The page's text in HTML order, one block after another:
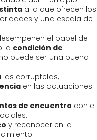
a la que ofrecen los
y una escala de
el papel de
la condición de
puede ser una buena
las corruptelas,
en las actuaciones
de encuentro con el
y reconocer en la